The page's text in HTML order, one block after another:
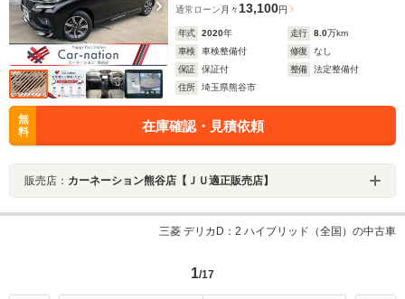
通常ローン 月々13,100円
年式 2020年 走行 8.0万km
車検
車検整備付 修復
なし
保証
保証付 整備
法定整備付
住所
埼玉県熊谷市
無
料
在庫確認・見積依頼
販売店： カーネーション熊谷店【ＪＵ適正販売店】
三菱 デリカD：2 ハイブリッド（全国）の中古車
1/17